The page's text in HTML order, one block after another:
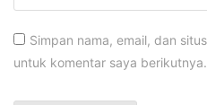
Simpan nama, email, dan
untuk komentar saya berikutnya.